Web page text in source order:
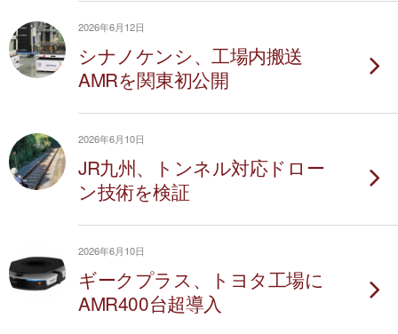
2026年6月12日
シナノケンシ、工場内搬送
AMRを関東初公開
2026年6月10日
JR九州、トンネル対応ドロー
ン技術を検証
2026年6月10日
ギークプラス、トヨタ工場に
AMR400台超導入